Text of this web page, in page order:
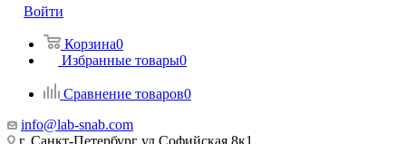
Войти
Корзина0
Избранные товары0
Сравнение товаров0
info@lab-snab.com
г. Санкт-Петербург ул.Софийская 8к1